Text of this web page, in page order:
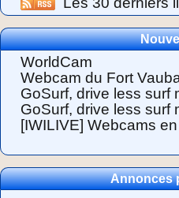
WorldCam
Webcam du Fort
GoSurf, drive less surf
GoSurf, drive less surf
[IWILIVE] Webcams
Annonces